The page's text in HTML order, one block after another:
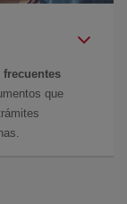
frecuentes
que